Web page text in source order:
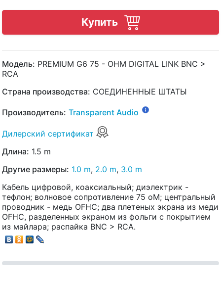
Купить
Модель: PREMIUM G6 75 - OHM DIGITAL LINK BNC >
RCA
Страна производства: СОЕДИНЕННЫЕ ШТАТЫ
Производитель: Transparent Audio
Дилерский сертификат
Длина: 1.5 m
Другие размеры: 1.0 m, 2.0 m, 3.0 m
Кабель цифровой, коаксиальный; диэлектрик -
тефлон; волновое сопротивление 75 оМ; центральный
проводник - медь OFHC; два плетеных экрана из меди
OFHC, разделенных экраном из фольги с покрытием
из майлара; распайка BNC > RCA.